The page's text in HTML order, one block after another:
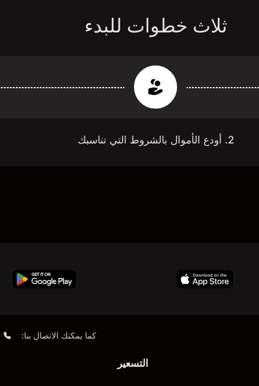
ثلاث خطوات للبدء
2. أودع الأموال بالشروط التي تناسبك
كما يمكنك الاتصال بنا:
التسعير